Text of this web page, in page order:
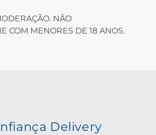
NÃO
COM MENORES DE 18 ANOS.
Delivery